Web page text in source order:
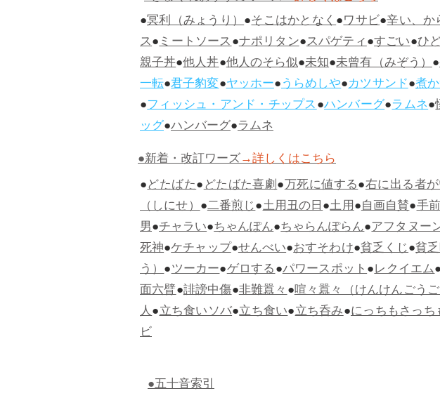
●冥利（みょうり）●そこはかとなく●ワサビ●辛い、か
ス●ミートソース●ナポリタン●スパゲティ●すごい●ひ
親子丼●他人丼●他人のそら似●未知●未曾有（みぞう）●
一転●君子豹変●ヤッホー●うらめしや●カツサンド●煮
●フィッシュ・アンド・チップス●ハンバーグ●ラムネ●
ッグ●ハンバーグ●ラムネ
●新着・改訂ワーズ→詳しくはこちら
●どたばた●どたばた喜劇●万死に値する●右に出る者
（しにせ）●二番煎じ●土用丑の日●土用●自画自賛●手
男●チャラい●ちゃんぽん●ちゃらんぽらん●アフタヌー
死神●ケチャップ●せんべい●おすそわけ●貧乏くじ●貧
う）●ツーカー●ゲロする●パワースポット●レクイエム
面六臂●誹謗中傷●非難囂々●喧々囂々（けんけんごう
人●立ち食いソバ●立ち食い●立ち呑み●にっちもさっち
ビ
●五十音索引